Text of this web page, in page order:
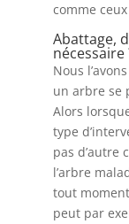
comme
Abattage,
nécessaire
Nous
un arbre se
Alors
type
pas d’autre
l’arbre
tout
peut par